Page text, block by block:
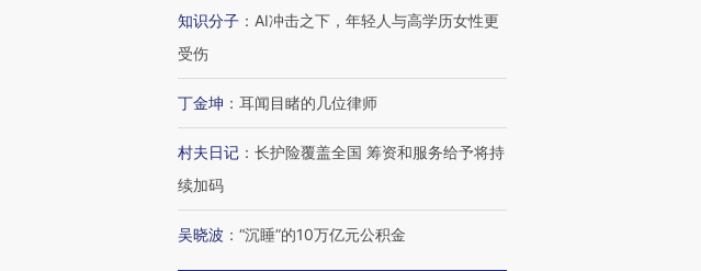
知识分子 ： AI冲击之下，年轻人与高学历女性更
受伤
丁金坤 ： 耳闻目睹的几位律师
村夫日记 ： 长护险覆盖全国 筹资和服务给予将持
续加码
吴晓波 ： “沉睡”的10万亿元公积金